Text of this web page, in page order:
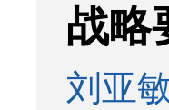
战略
刘亚